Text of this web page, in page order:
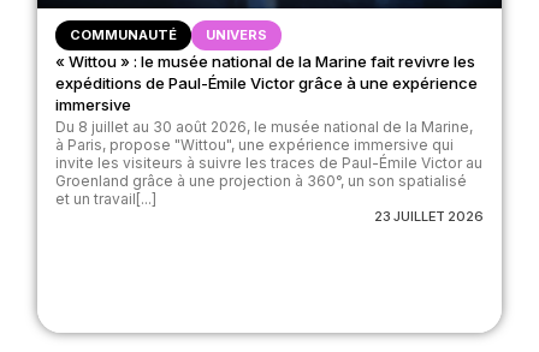
COMMUNAUTÉ UNIVERS
« Wittou » : le musée national de la Marine fait revivre les
expéditions de Paul-Émile Victor grâce à une expérience
immersive
Du 8 juillet au 30 août 2026, le musée national de la Marine,
à Paris, propose "Wittou", une expérience immersive qui
invite les visiteurs à suivre les traces de Paul-Émile Victor au
Groenland grâce à une projection à 360°, un son spatialisé
et un travail[...]
23 JUILLET 2026